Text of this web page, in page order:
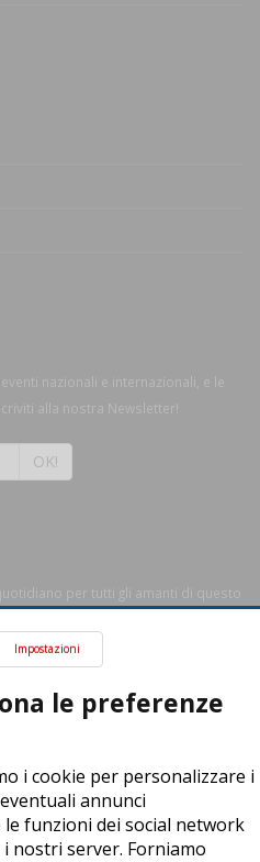
nazionali e internazionali, e le
alla nostra Newsletter!
OK!
per tutti gli amanti di questo
Impostazioni
le preferenze
i cookie per personalizzare i
annunci
funzioni dei social network
nostri server. Forniamo
- Powered byDynDevice